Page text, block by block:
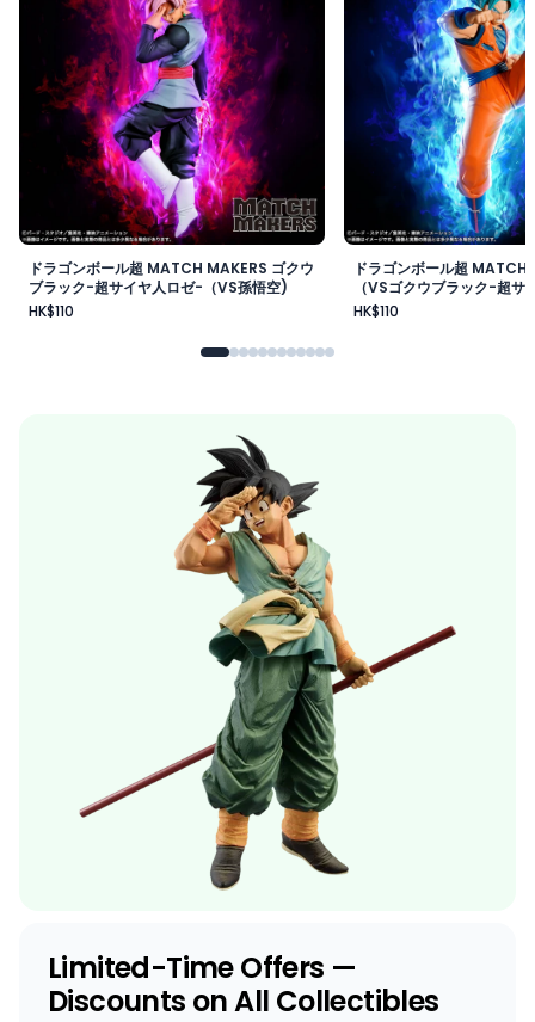
ドラゴンボール超 MATCH MAKERS ゴクウ
ブラック-超サイヤ人ロゼ-（VS孫悟空)
HK$110
ドラゴンボール超 MATCH
（VSゴクウブラック-超
HK$110
Limited-Time Offers —
Discounts on All Collectibles